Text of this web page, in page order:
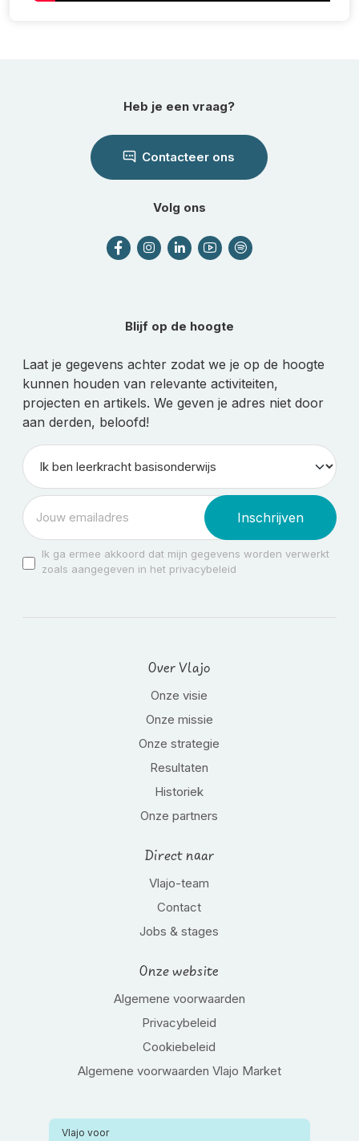
Heb je een vraag?
Contacteer ons
Volg ons
Blijf op de hoogte
Laat je gegevens achter zodat we je op de hoogte
kunnen houden van relevante activiteiten,
projecten en artikels. We geven je adres niet door
aan derden, beloofd!
Inschrijven
Ik ga ermee akkoord dat mijn gegevens worden verwerkt
zoals aangegeven in het privacybeleid
Over Vlajo
Onze visie
Onze missie
Onze strategie
Resultaten
Historiek
Onze partners
Direct naar
Vlajo-team
Contact
Jobs & stages
Onze website
Algemene voorwaarden
Privacybeleid
Cookiebeleid
Algemene voorwaarden Vlajo Market
Vlajo voor